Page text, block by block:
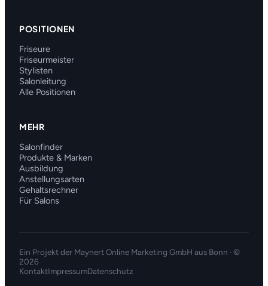
POSITIONEN
Friseure
Friseurmeister
Stylisten
Salonleitung
Alle Positionen
MEHR
Salonfinder
Produkte & Marken
Ausbildung
Anstellungsarten
Gehaltsrechner
Für Salons
Ein Projekt der Maynert Online Marketing GmbH aus Bonn · ©
2026
KontaktImpressumDatenschutz